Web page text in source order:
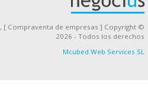
, [ Compraventa de empresas ] Copyright ©
2026 - Todos los derechos
Mcubed Web Services SL